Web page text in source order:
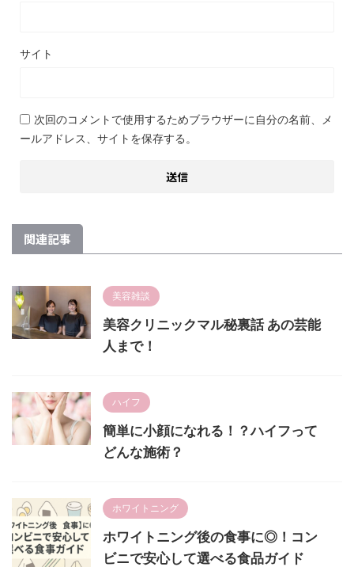
サイト
次回のコメントで使用するためブラウザーに自分の名前、メ
ールアドレス、サイトを保存する。
関連記事
美容雑談
美容クリニックマル秘裏話 あの芸能
人まで！
ハイフ
簡単に小顔になれる！？ハイフって
どんな施術？
ホワイトニング
ホワイトニング後の食事に◎！コン
ビニで安心して選べる食品ガイド